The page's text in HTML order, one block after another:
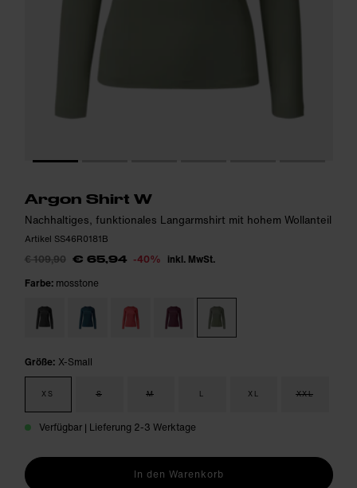
Argon Shirt W
Nachhaltiges, funktionales Langarmshirt mit hohem Wollanteil
Artikel SS46R0181B
€ 109,90 € 65,94 -40% inkl. MwSt.
Farbe: mosstone
Größe: X-Small
XS S M L XL XXL
Verfügbar | Lieferung 2-3 Werktage
In den Warenkorb